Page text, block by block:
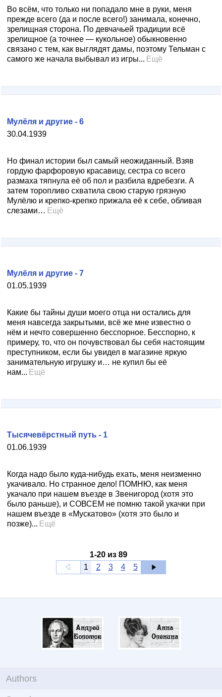
Во всём, что только ни попадало мне в руки, меня
прежде всего (да и после всего!) занимала, конечно,
зрелищная сторона. По девчачьей традиции всё
зрелищное (а точнее — кукольное) обыкновенно
связано с тем, как выглядят дамы, поэтому Тельман с
самого же начала выбывал из игры... Ещё
30.04.1939
Мулёля и другие - 6
Но финал истории был самый неожиданный. Взяв
гордую фарфоровую красавицу, сестра со всего
размаха тяпнула её об пол и разбила вдребезги. А
затем торопливо схватила свою старую грязную
Мулёлю и крепко-крепко прижала её к себе, обливая
слезами… Ещё
01.05.1939
Мулёля и другие - 7
Какие бы тайны души моего отца ни остались для
меня навсегда закрытыми, всё же мне известно о
нём и нечто совершенно бесспорное. Бесспорно, к
примеру, то, что он почувствовал бы себя настоящим
преступником, если бы увидел в магазине яркую
занимательную игрушку и… не купил бы её
нам... Ещё
01.06.1939
Тысячевёрстный путь - 1
Когда надо было куда-нибудь ехать, меня неизменно
укачивало. Но странное дело! ПОМНЮ, как меня
укачало при нашем въезде в Звенигород (хотя это
было раньше), и СОВСЕМ не помню такой укачки при
нашем въезде в «Мускатово» (хотя это было и
позже)... Ещё
1-20 из 89
1
2 3 4 5
Authors